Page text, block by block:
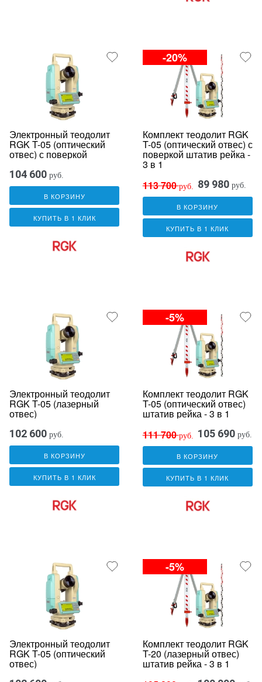
Электронный теодолит
RGK T-05 (оптический
отвес) с поверкой
104 600 руб.
В КОРЗИНУ
КУПИТЬ В 1 КЛИК
-20%
Комплект теодолит RGK
T-05 (оптический отвес) с
поверкой штатив рейка -
3 в 1
113 700руб. 89 980 руб.
В КОРЗИНУ
КУПИТЬ В 1 КЛИК
Электронный теодолит
RGK T-05 (лазерный
отвес)
102 600 руб.
В КОРЗИНУ
КУПИТЬ В 1 КЛИК
-5%
Комплект теодолит RGK
T-05 (оптический отвес)
штатив рейка - 3 в 1
111 700руб. 105 690 руб.
В КОРЗИНУ
КУПИТЬ В 1 КЛИК
Электронный теодолит
RGK T-05 (оптический
отвес)
-5%
Комплект теодолит RGK
T-20 (лазерный отвес)
штатив рейка - 3 в 1